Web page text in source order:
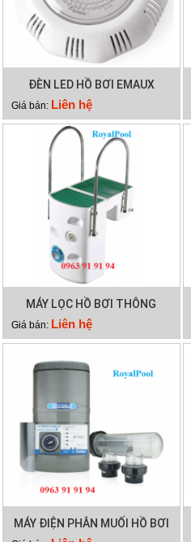
ĐÈN LED HỒ BƠI EMAUX
TP100
Giá bán: Liên hệ
MÁY LỌC HỒ BƠI THÔNG
MINH PK 8025
Giá bán: Liên hệ
MÁY ĐIỆN PHÂN MUỐI HỒ BƠI
WATERCO HYDROCHLOR ST